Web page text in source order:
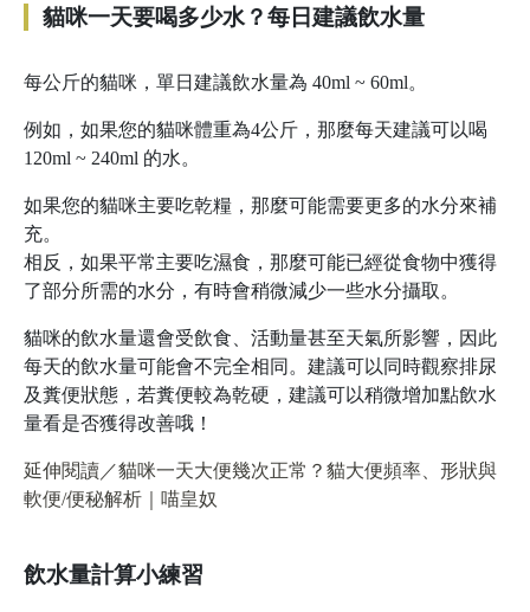
貓咪一天要喝多少水？每日建議飲水量
每公斤的貓咪，單日建議飲水量為 40ml ~ 60ml。
例如，如果您的貓咪體重為4公斤，那麼每天建議可以喝
120ml ~ 240ml 的水。
如果您的貓咪主要吃乾糧，那麼可能需要更多的水分來補
充。
相反，如果平常主要吃濕食，那麼可能已經從食物中獲得
了部分所需的水分，有時會稍微減少一些水分攝取。
貓咪的飲水量還會受飲食、活動量甚至天氣所影響，因此
每天的飲水量可能會不完全相同。建議可以同時觀察排尿
及糞便狀態，若糞便較為乾硬，建議可以稍微增加點飲水
量看是否獲得改善哦！
延伸閱讀／貓咪一天大便幾次正常？貓大便頻率、形狀與
軟便/便秘解析｜喵皇奴
飲水量計算小練習